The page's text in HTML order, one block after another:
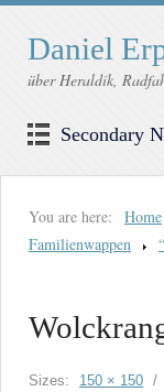
Daniel
über Heraldik,
Secondary
You are here: Home
Familienwappen
Sizes: 150 × 150 /